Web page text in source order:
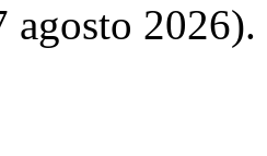
agosto 2026).